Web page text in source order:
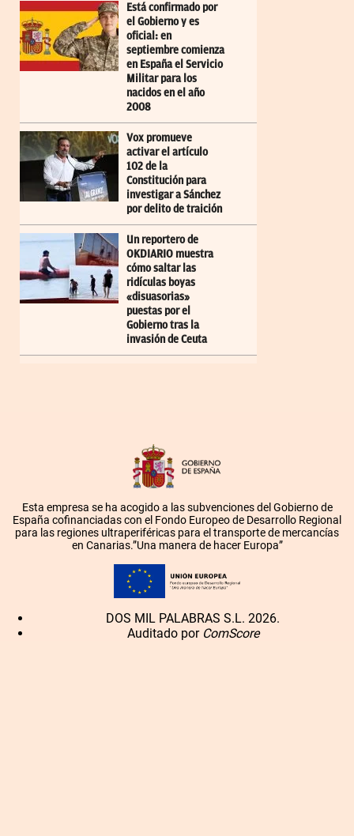
Está confirmado por
el Gobierno y es
oficial: en
septiembre comienza
en España el Servicio
Militar para los
nacidos en el año
2008
Vox promueve
activar el artículo
102 de la
Constitución para
investigar a Sánchez
por delito de traición
Un reportero de
OKDIARIO muestra
cómo saltar las
ridículas boyas
«disuasorias»
puestas por el
Gobierno tras la
invasión de Ceuta
Esta empresa se ha acogido a las subvenciones del Gobierno de
España cofinanciadas con el Fondo Europeo de Desarrollo Regional
para las regiones ultraperiféricas para el transporte de mercancías
en Canarias.”Una manera de hacer Europa”
DOS MIL PALABRAS S.L. 2026.
Auditado por ComScore